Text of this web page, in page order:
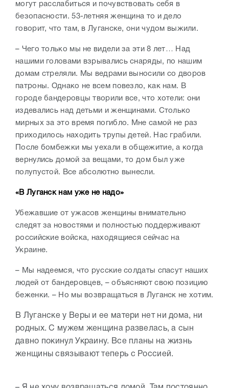
могут расслабиться и почувствовать себя в
безопасности. 53-летняя женщина то и дело
говорит, что там, в Луганске, они чудом выжили.
– Чего только мы не видели за эти 8 лет… Над
нашими головами взрывались снаряды, по нашим
домам стреляли. Мы ведрами выносили со дворов
патроны. Однако не всем повезло, как нам. В
городе бандеровцы творили все, что хотели: они
издевались над детьми и женщинами. Столько
мирных за это время погибло. Мне самой не раз
приходилось находить трупы детей. Нас грабили.
После бомбежки мы уехали в общежитие, а когда
вернулись домой за вещами, то дом был уже
полупустой. Все абсолютно вынесли.
«В Луганск нам уже не надо»
Убежавшие от ужасов женщины внимательно
следят за новостями и полностью поддерживают
российские войска, находящиеся сейчас на
Украине.
– Мы надеемся, что русские солдаты спасут наших
людей от бандеровцев, – объясняют свою позицию
беженки. – Но мы возвращаться в Луганск не хотим.
В Луганске у Веры и ее матери нет ни дома, ни
родных. С мужем женщина развелась, а сын
давно покинул Украину. Все планы на жизнь
женщины связывают теперь с Россией.